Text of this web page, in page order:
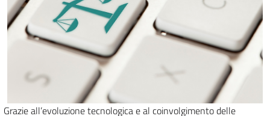
Grazie all’evoluzione tecnologica e al coinvolgimento delle